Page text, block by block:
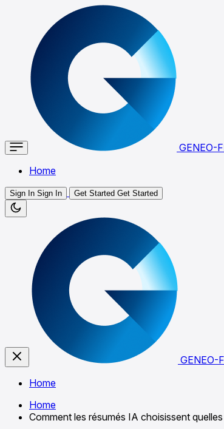
GENEO-
Home
Sign In Sign In Get Started Get Started
GENEO-
Home
Home
Comment les résumés IA choisissent